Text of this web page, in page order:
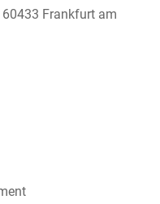
Frankfurt am